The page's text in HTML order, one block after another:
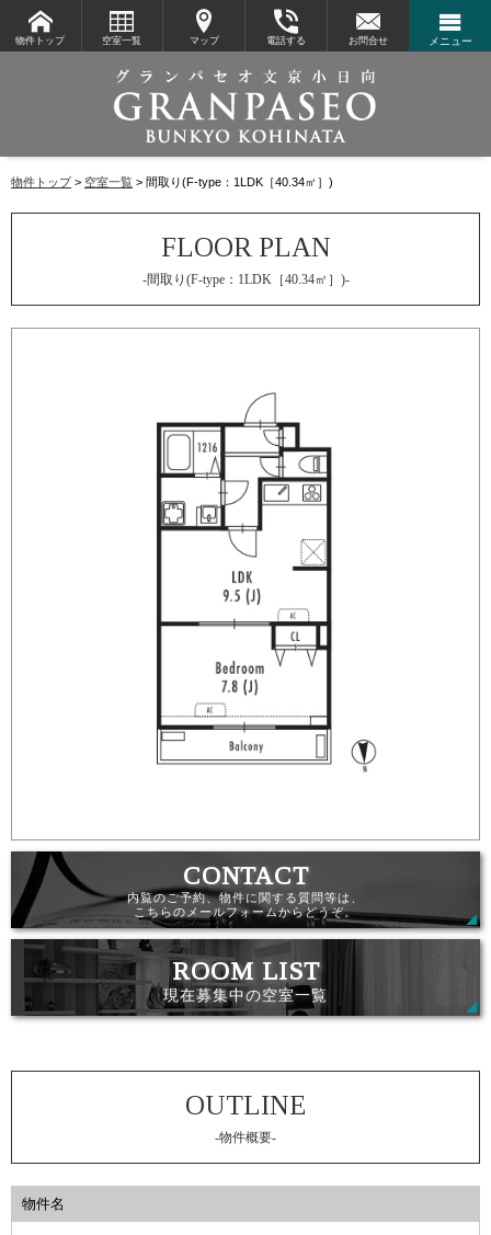
物件トップ 空室一覧 マップ 電話する お問合せ メニュー
物件トップ 空室一覧 間取り(F-type：1LDK［40.34㎡］)
-間取り(F-type：1LDK［40.34㎡］)-
内覧のご予約、物件に関する質問等は、
こちらのメールフォームからどうぞ。
現在募集中の空室一覧
-物件概要-
物件名